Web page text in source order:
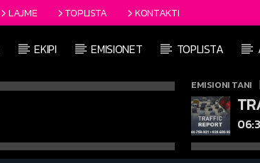
LAJME TOPLISTA KONTAKTI
EKIPI EMISIONET TOPLISTA
EMISIONI TANI